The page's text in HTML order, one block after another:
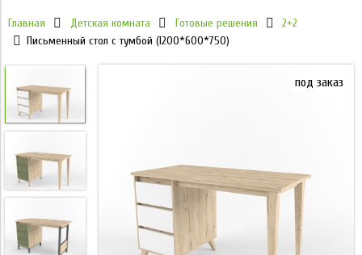
Главная Детская комната Готовые решения
2+2
Письменный стол с тумбой (1200*600*750)
под заказ под заказ